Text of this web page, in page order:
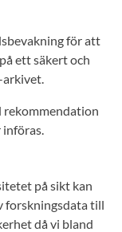
för att
ett säkert och
arkivet.
rekommendation
införas.
på sikt kan
forskningsdata till
då vi bland